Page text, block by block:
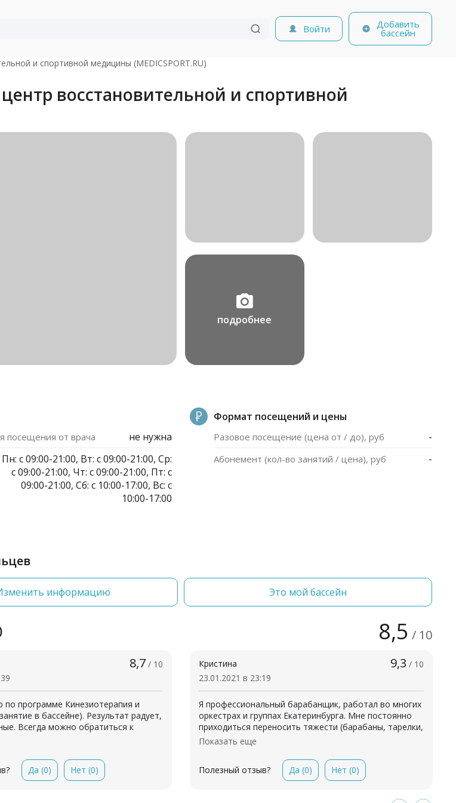
Войти Добавить
бассейн
и спортивной медицины (MEDICSPORT.RU)
восстановительной и спортивной
подробнее
посещения от врача не нужна
Пн: c 09:00-21:00, Вт: c 09:00-21:00, Ср:
c 09:00-21:00, Чт: c 09:00-21:00, Пт: c
09:00-21:00, Сб: c 10:00-17:00, Вс: c
10:00-17:00
Формат посещений и цены
Разовое посещение (цена от / до), руб -
Абонемент (кол-во занятий / цена), руб -
информацию Это мой бассейн
8,5 / 10
8,7 / 10
программе Кинезиотерапия и
в бассейне). Результат радует,
Всегда можно обратиться к
консультацией. Рад что посещаю
центр! Развития и всех благ. Сервис 5.
Да (0) Нет (0)
Кристина 9,3 / 10
23.01.2021 в 23:19
Я профессиональный барабанщик, работал во многих
оркестрах и группах Екатеринбурга. Мне постоянно
приходиться переносить тяжести (барабаны, тарелки,
стойки, колонки) и длительные статические нагрузки
на спину во время игры. С 2008 года меня начали
мучать боли в спине, мышечные спазмы по правой
стороне от позвоночника между лопаток и при
переходе в поясничный отдел, мрт показало
Показать еще
Полезный отзыв? Да (0) Нет (0)